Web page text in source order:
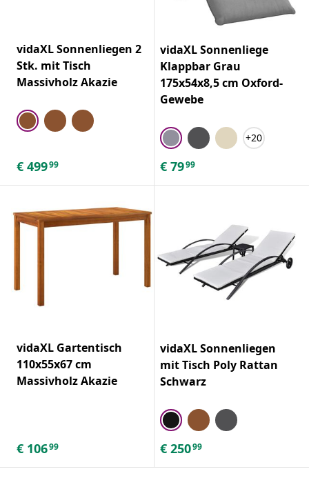
vidaXL Sonnenliegen 2
Stk. mit Tisch
Massivholz Akazie
€ 49999
vidaXL Sonnenliege
Klappbar Grau
175x54x8,5 cm Oxford-
Gewebe
+20
€ 7999
vidaXL Gartentisch
110x55x67 cm
Massivholz Akazie
€ 10699
vidaXL Sonnenliegen
mit Tisch Poly Rattan
Schwarz
€ 25099